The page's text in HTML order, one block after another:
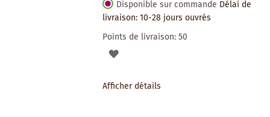
Disponible sur commande Délai de
livraison: 10-28 jours ouvrés
Points de livraison:50
AJOUTER
Afficher détails